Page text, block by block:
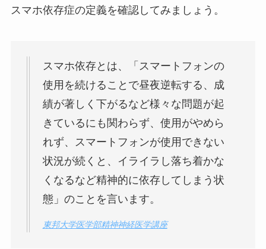
スマホ依存症の定義を確認してみましょう。
スマホ依存とは、「スマートフォンの
使用を続けることで昼夜逆転する、成
績が著しく下がるなど様々な問題が起
きているにも関わらず、使用がやめら
れず、スマートフォンが使用できない
状況が続くと、イライラし落ち着かな
くなるなど精神的に依存してしまう状
態」のことを言います。
東邦大学医学部精神神経医学講座